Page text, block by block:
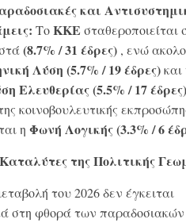
και
ΤοΚΚΕ σταθεροποιείται
(8.7% / 31 έδρες) , ενώ
Λύση (5.7% / 19 έδρες)και
Ελευθερίας (5.5% / 17 έδρες)
κοινοβουλευτικής
η Φωνή Λογικής (3.3% / 6
της Πολιτικής
του 2026 δεν έγκειται
στη φθορά των παραδοσιακών